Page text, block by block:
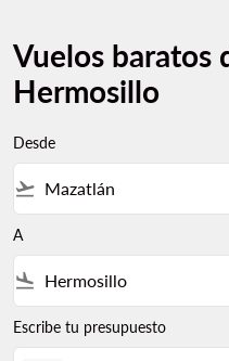
Vuelos baratos
Hermosillo
Desde
flight_takeoff
A
flight_land
Escribe tu presupuesto